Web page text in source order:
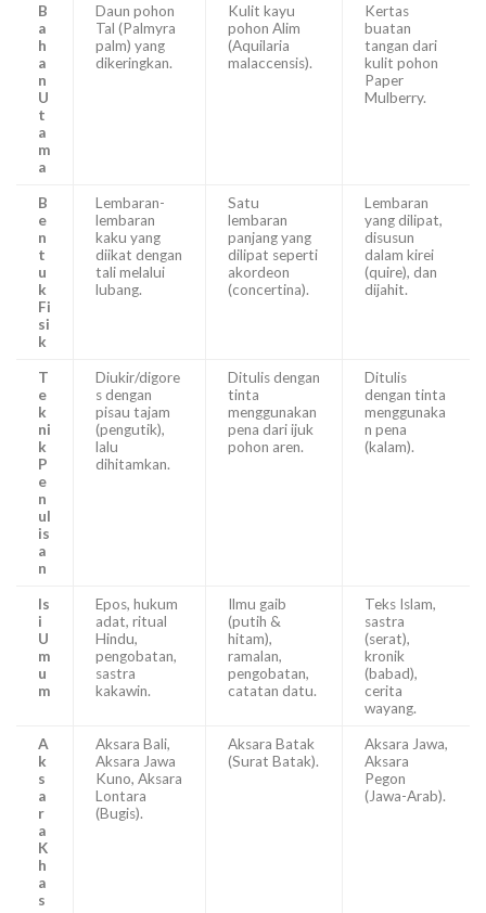
B
a
h
a
n
U
t
a
m
a
Daun pohon
Tal (Palmyra
palm) yang
dikeringkan.
Kulit kayu
pohon Alim
(Aquilaria
malaccensis).
Kertas
buatan
tangan dari
kulit pohon
Paper
Mulberry.
B
e
n
t
u
k
Fi
si
k
Lembaran-
lembaran
kaku yang
diikat dengan
tali melalui
lubang.
Satu
lembaran
panjang yang
dilipat seperti
akordeon
(concertina).
Lembaran
yang dilipat,
disusun
dalam kirei
(quire), dan
dijahit.
T
e
k
ni
k
P
e
n
ul
is
a
n
Diukir/digore
s dengan
pisau tajam
(pengutik),
lalu
dihitamkan.
Ditulis dengan
tinta
menggunakan
pena dari ijuk
pohon aren.
Ditulis
dengan tinta
menggunaka
n pena
(kalam).
Is
i
U
m
u
m
Epos, hukum
adat, ritual
Hindu,
pengobatan,
sastra
kakawin.
Ilmu gaib
(putih &
hitam),
ramalan,
pengobatan,
catatan datu.
Teks Islam,
sastra
(serat),
kronik
(babad),
cerita
wayang.
A
k
s
a
r
a
K
h
a
s
Aksara Bali,
Aksara Jawa
Kuno, Aksara
Lontara
(Bugis).
Aksara Batak
(Surat Batak).
Aksara Jawa,
Aksara
Pegon
(Jawa-Arab).